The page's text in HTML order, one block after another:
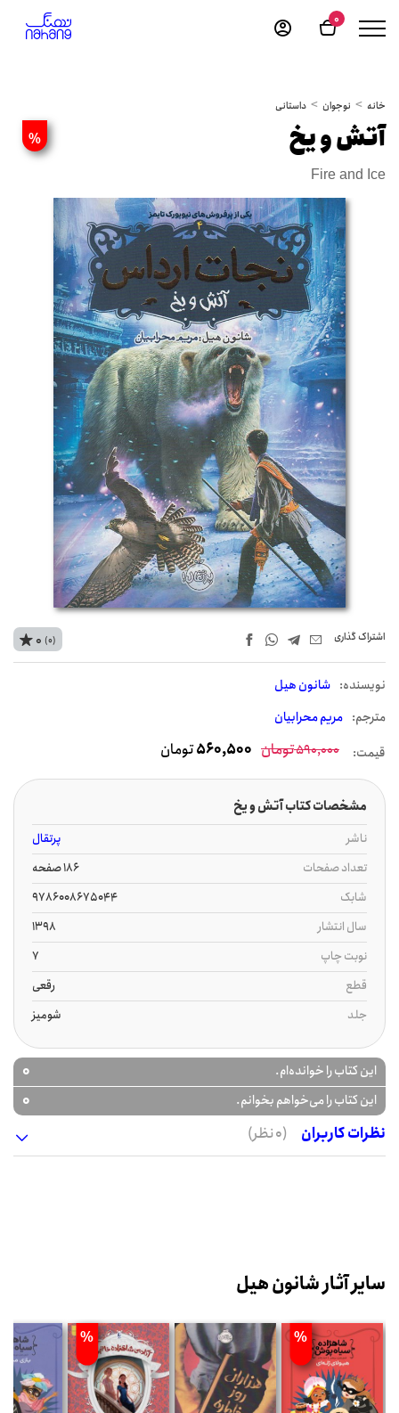
0
خانه نوجوان داستانی
% آتش و یخ
Fire and Ice
اشتراک‌ گذاری
نويسنده: شانون هیل
مترجم: مریم محرابیان
0 (0)
قیمت: 590,000تومان 560,500تومان
مشخصات کتاب آتش و یخ
ناشر
پرتقال
تعداد صفحات
186 صفحه
شابک
9786008675044
سال انتشار
1398
نوبت چاپ
7
قطع
رقعی
جلد
شومیز
این کتاب را خوانده‌ام. 0
این کتاب را می‌خواهم بخوانم.
0
نظرات کاربران
(0 نظر)
سایر آثار شانون هیل
%
%